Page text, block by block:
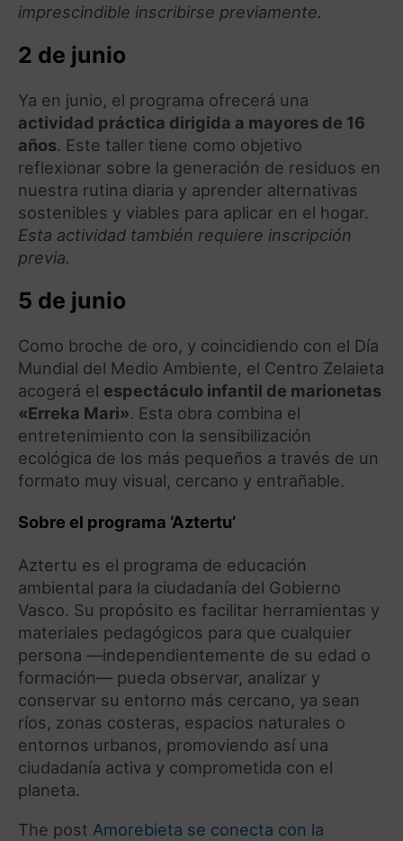
imprescindible inscribirse previamente.
2 de junio
Ya en junio, el programa ofrecerá una
actividad práctica dirigida a mayores de 16
años. Este taller tiene como objetivo
reflexionar sobre la generación de residuos en
nuestra rutina diaria y aprender alternativas
sostenibles y viables para aplicar en el hogar.
Esta actividad también requiere inscripción
previa.
5 de junio
Como broche de oro, y coincidiendo con el Día
Mundial del Medio Ambiente, el Centro Zelaieta
acogerá el espectáculo infantil de marionetas
«Erreka Mari». Esta obra combina el
entretenimiento con la sensibilización
ecológica de los más pequeños a través de un
formato muy visual, cercano y entrañable.
Sobre el programa ‘Aztertu’
Aztertu es el programa de educación
ambiental para la ciudadanía del Gobierno
Vasco. Su propósito es facilitar herramientas y
materiales pedagógicos para que cualquier
persona —independientemente de su edad o
formación— pueda observar, analizar y
conservar su entorno más cercano, ya sean
ríos, zonas costeras, espacios naturales o
entornos urbanos, promoviendo así una
ciudadanía activa y comprometida con el
planeta.
The post Amorebieta se conecta con la